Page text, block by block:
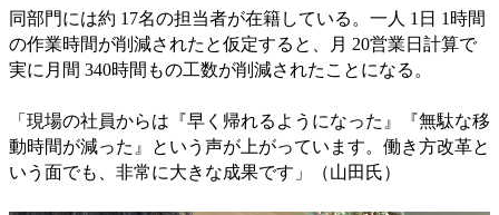
同部門には約 17名の担当者が在籍している。一人 1日 1時間
の作業時間が削減されたと仮定すると、月 20営業日計算で
実に月間 340時間もの工数が削減されたことになる。
「現場の社員からは『早く帰れるようになった』『無駄な移
動時間が減った』という声が上がっています。働き方改革と
いう面でも、非常に大きな成果です」（山田氏）